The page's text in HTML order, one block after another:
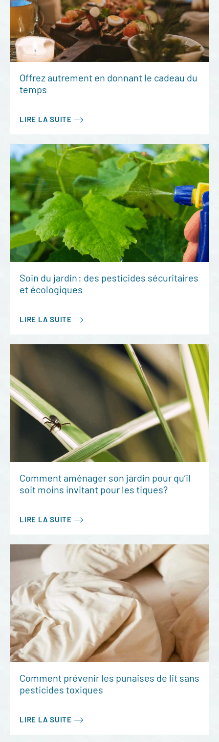
Offrez autrement en donnant le cadeau du
temps
LIRE LA SUITE
Soin du jardin : des pesticides sécuritaires
et écologiques
LIRE LA SUITE
Comment aménager son jardin pour qu’il
soit moins invitant pour les tiques?
LIRE LA SUITE
Comment prévenir les punaises de lit sans
pesticides toxiques
LIRE LA SUITE